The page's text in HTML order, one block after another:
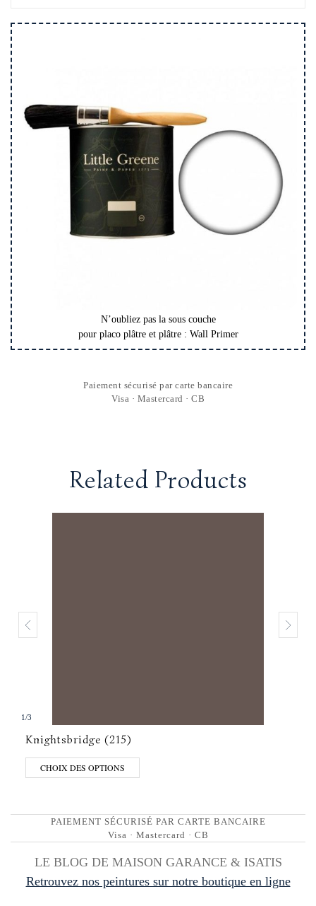
N’oubliez pas la sous couche
pour placo plâtre et plâtre : Wall Primer
Paiement sécurisé par carte bancaire
Visa · Mastercard · CB
Related Products
1/3
Knightsbridge (215)
CHOIX DES OPTIONS
PAIEMENT SÉCURISÉ PAR CARTE BANCAIRE
Visa · Mastercard · CB
LE BLOG DE MAISON GARANCE & ISATIS
Retrouvez nos peintures sur notre boutique en ligne